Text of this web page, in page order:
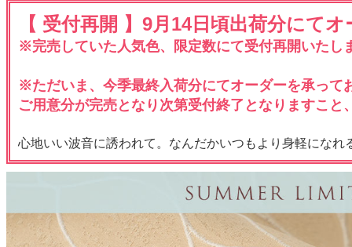
【 受付再開 】9月14日頃出荷分にて
※完売していた人気色、限定数にて受付再開いたし
※ただいま、今季最終入荷分にてオーダーを承って
ご用意分が完売となり次第受付終了となりますこと
心地いい波音に誘われて。なんだかいつもより身軽になれ